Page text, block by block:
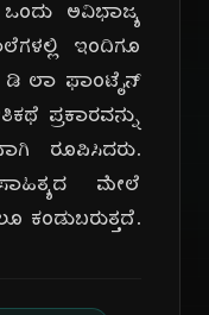
ಅವಿಭಾಜ್ಯ
ಇಂದಿಗೂ
ಡಿ ಲಾ ಫಾಂಟೈನ್
ಪ್ರಕಾರವನ್ನು
ರೂಪಿಸಿದರು.
ಮೇಲೆ
ಕಂಡುಬರುತ್ತದೆ.